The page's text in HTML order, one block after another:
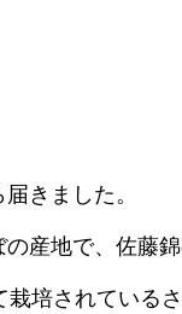
きました。
産地で、佐藤錦
培されている